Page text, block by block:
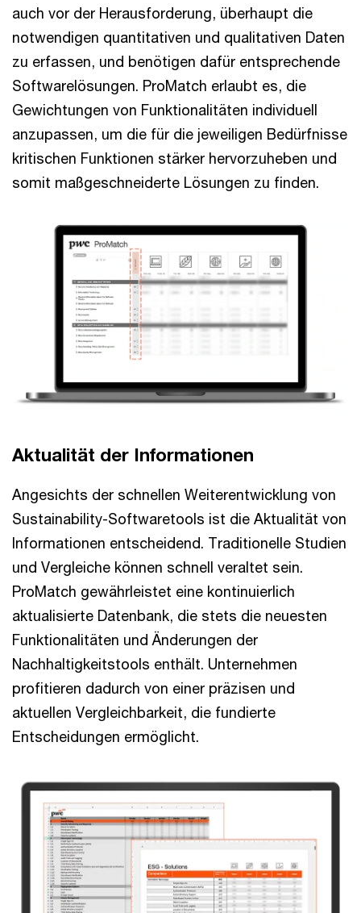
auch vor der Herausforderung, überhaupt die
notwendigen quantitativen und qualitativen Daten
zu erfassen, und benötigen dafür entsprechende
Softwarelösungen. ProMatch erlaubt es, die
Gewichtungen von Funktionalitäten individuell
anzupassen, um die für die jeweiligen Bedürfnisse
kritischen Funktionen stärker hervorzuheben und
somit maßgeschneiderte Lösungen zu finden.
Aktualität der Informationen
Angesichts der schnellen Weiterentwicklung von
Sustainability-Softwaretools ist die Aktualität von
Informationen entscheidend. Traditionelle Studien
und Vergleiche können schnell veraltet sein.
ProMatch gewährleistet eine kontinuierlich
aktualisierte Datenbank, die stets die neuesten
Funktionalitäten und Änderungen der
Nachhaltigkeitstools enthält. Unternehmen
profitieren dadurch von einer präzisen und
aktuellen Vergleichbarkeit, die fundierte
Entscheidungen ermöglicht.